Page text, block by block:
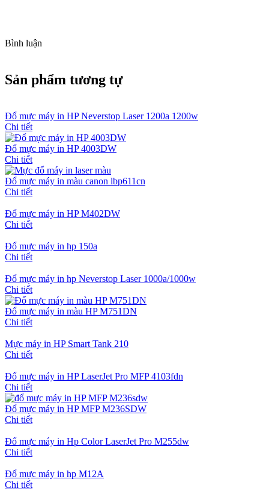
Bình luận
Sản phẩm tương tự
Đổ mực máy in HP Neverstop Laser 1200a 1200w
Chi tiết
Đổ mực máy in HP 4003DW
Chi tiết
Đổ mực máy in màu canon lbp611cn
Chi tiết
Đổ mực máy in HP M402DW
Chi tiết
Đổ mực máy in hp 150a
Chi tiết
Đổ mực máy in hp Neverstop Laser 1000a/1000w
Chi tiết
Đổ mực máy in màu HP M751DN
Chi tiết
Mực máy in HP Smart Tank 210
Chi tiết
Đổ mực máy in HP LaserJet Pro MFP 4103fdn
Chi tiết
Đổ mực máy in HP MFP M236SDW
Chi tiết
Đổ mực máy in Hp Color LaserJet Pro M255dw
Chi tiết
Đổ mực máy in hp M12A
Chi tiết